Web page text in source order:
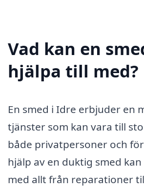
Vad kan en
hjälpa till med?
En smed i Idre erbjuder en
tjänster som kan vara till
både privatpersoner och
hjälp av en duktig smed
med allt från reparationer